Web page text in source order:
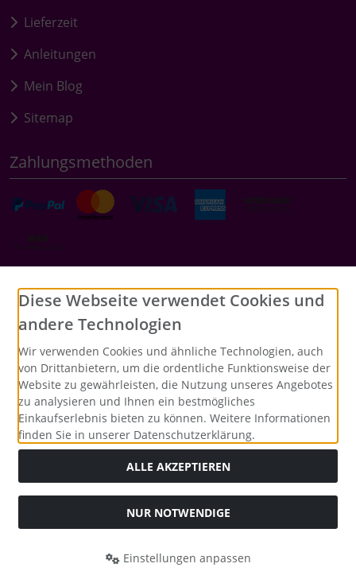
Lieferzeit
Anleitungen
Mein Blog
Sitemap
Zahlungsmethoden
Social Media
Alle Preise inkl. gesetzl. MwSt. zzgl.Versandkosten
durchgestrichenen Preise entsprechen dem bisherigen Preis
Merrys Bastelstübchen - Der kreative Shop für Bastelfans. ©
Diese Webseite verwendet Cookies und
andere Technologien
Wir verwenden Cookies und ähnliche Technologien, auch
von Drittanbietern, um die ordentliche Funktionsweise der
Website zu gewährleisten, die Nutzung unseres Angebotes
zu analysieren und Ihnen ein bestmögliches
Einkaufserlebnis bieten zu können. Weitere Informationen
finden Sie in unserer Datenschutzerklärung.
ALLE AKZEPTIEREN
NUR NOTWENDIGE
Einstellungen anpassen